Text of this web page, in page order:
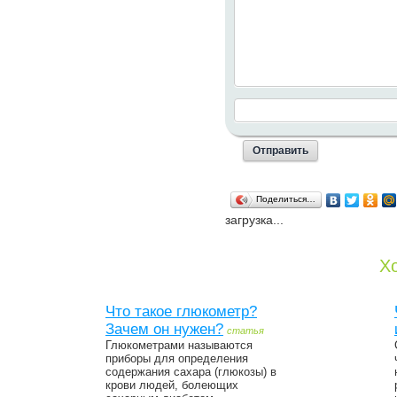
Поделиться…
загрузка...
Что такое глюкометр?
Зачем он нужен? статья
Глюкометрами называются
приборы для определения
содержания сахара (глюкозы) в
крови людей, болеющих